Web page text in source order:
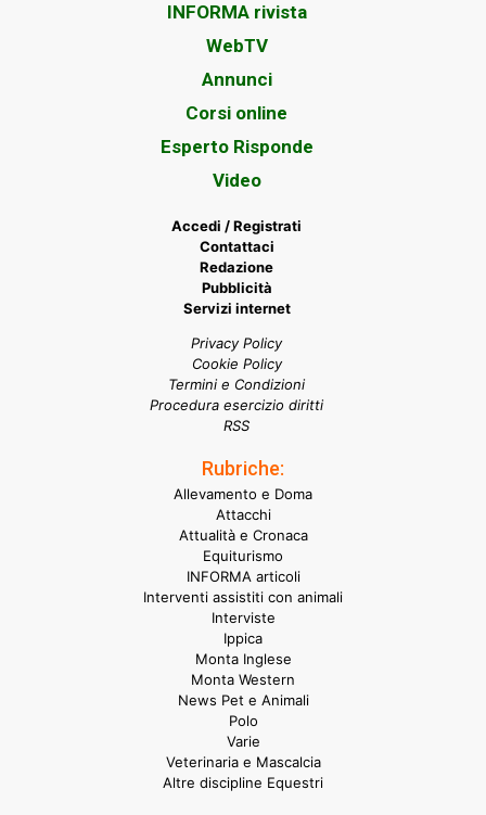
INFORMA rivista
WebTV
Annunci
Corsi online
Esperto Risponde
Video
Accedi / Registrati
Contattaci
Redazione
Pubblicità
Servizi internet
Privacy Policy
Cookie Policy
Termini e Condizioni
Procedura esercizio diritti
RSS
Rubriche:
Allevamento e Doma
Attacchi
Attualità e Cronaca
Equiturismo
INFORMA articoli
Interventi assistiti con animali
Interviste
Ippica
Monta Inglese
Monta Western
News Pet e Animali
Polo
Varie
Veterinaria e Mascalcia
Altre discipline Equestri